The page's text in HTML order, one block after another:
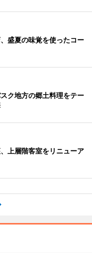
盛夏の味覚を使ったコー
ク地方の郷土料理をテー
上層階客室をリニューア